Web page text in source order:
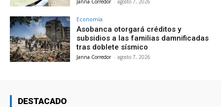
Janna Corredor - agosto 7, 2026
Economía
Asobanca otorgará créditos y
subsidios a las familias damnificadas
tras doblete sísmico
Janna Corredor - agosto 7, 2026
DESTACADO